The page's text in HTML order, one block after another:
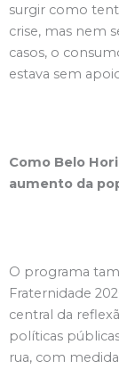
surgir como
crise, mas nem
casos, o
estava sem
Como Belo
aumento da
O programa
Fraternidade
central da
políticas
rua, com